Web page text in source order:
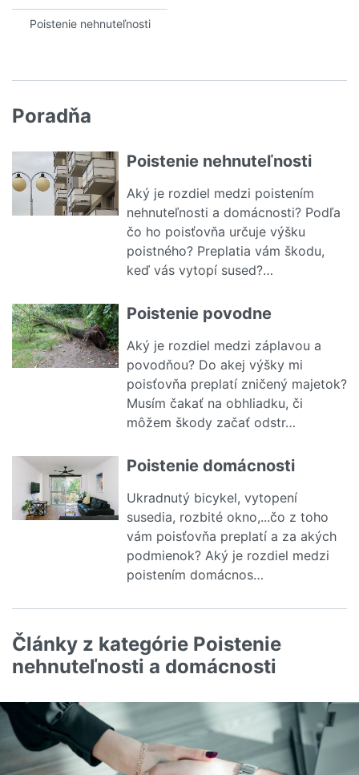
Poistenie nehnuteľnosti
Poradňa
Poistenie nehnuteľnosti
Aký je rozdiel medzi poistením
nehnuteľnosti a domácnosti? Podľa
čo ho poisťovňa určuje výšku
poistného? Preplatia vám škodu,
keď vás vytopí sused?…
Poistenie povodne
Aký je rozdiel medzi záplavou a
povodňou? Do akej výšky mi
poisťovňa preplatí zničený majetok?
Musím čakať na obhliadku, či
môžem škody začať odstr…
Poistenie domácnosti
Ukradnutý bicykel, vytopení
susedia, rozbité okno,...čo z toho
vám poisťovňa preplatí a za akých
podmienok? Aký je rozdiel medzi
poistením domácnos…
Články z kategórie Poistenie
nehnuteľnosti a domácnosti